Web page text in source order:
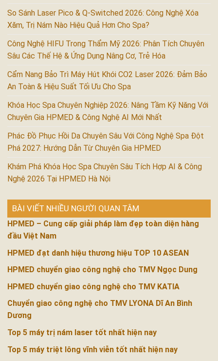
So Sánh Laser Pico & Q-Switched 2026: Công Nghệ Xóa
Xăm, Trị Nám Nào Hiệu Quả Hơn Cho Spa?
Công Nghệ HIFU Trong Thẩm Mỹ 2026: Phân Tích Chuyên
Sâu Các Thế Hệ & Ứng Dụng Nâng Cơ, Trẻ Hóa
Cẩm Nang Bảo Trì Máy Hút Khói CO2 Laser 2026: Đảm Bảo
An Toàn & Hiệu Suất Tối Ưu Cho Spa
Khóa Học Spa Chuyên Nghiệp 2026: Nâng Tầm Kỹ Năng Với
Chuyên Gia HPMED & Công Nghệ AI Mới Nhất
Phác Đồ Phục Hồi Da Chuyên Sâu Với Công Nghệ Spa Đột
Phá 2027: Hướng Dẫn Từ Chuyên Gia HPMED
Khám Phá Khóa Học Spa Chuyên Sâu Tích Hợp AI & Công
Nghệ 2026 Tại HPMED Hà Nội
BÀI VIẾT NHIỀU NGƯỜI QUAN TÂM
HPMED – Cung cấp giải pháp làm đẹp toàn diện hàng
đầu Việt Nam
HPMED đạt danh hiệu thương hiệu TOP 10 ASEAN
HPMED chuyển giao công nghệ cho TMV Ngọc Dung
HPMED chuyển giao công nghệ cho TMV KATIA
Chuyển giao công nghệ cho TMV LYONA Dĩ An Bình
Dương
Top 5 máy trị nám laser tốt nhất hiện nay
Top 5 máy triệt lông vĩnh viễn tốt nhất hiện nay